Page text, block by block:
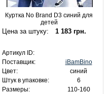
Куртка No Brand D3 синий для
детей
Цена за штуку: 1 183 грн.
Артикул ID:
Поставщик:
iBamBino
Цвет:
синий
Штук в упаковке:
6
Размеры:
110-160